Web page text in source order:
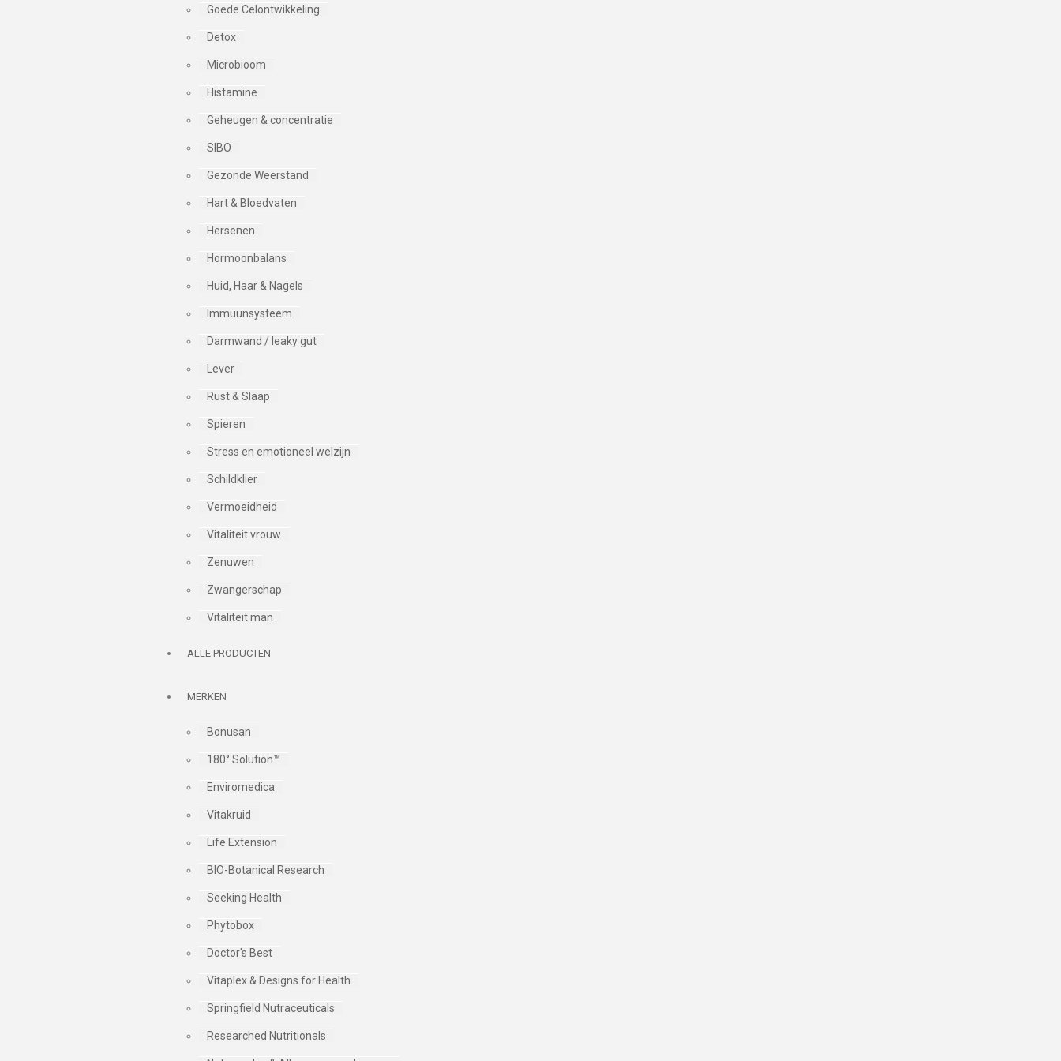
Goede Celontwikkeling
Detox
Microbioom
Histamine
Geheugen & concentratie
SIBO
Gezonde Weerstand
Hart & Bloedvaten
Hersenen
Hormoonbalans
Huid, Haar & Nagels
Immuunsysteem
Darmwand / leaky gut
Lever
Rust & Slaap
Spieren
Stress en emotioneel welzijn
Schildklier
Vermoeidheid
Vitaliteit vrouw
Zenuwen
Zwangerschap
Vitaliteit man
ALLE PRODUCTEN
MERKEN
Bonusan
180° Solution™
Enviromedica
Vitakruid
Life Extension
BIO-Botanical Research
Seeking Health
Phytobox
Doctor's Best
Vitaplex & Designs for Health
Springfield Nutraceuticals
Researched Nutritionals